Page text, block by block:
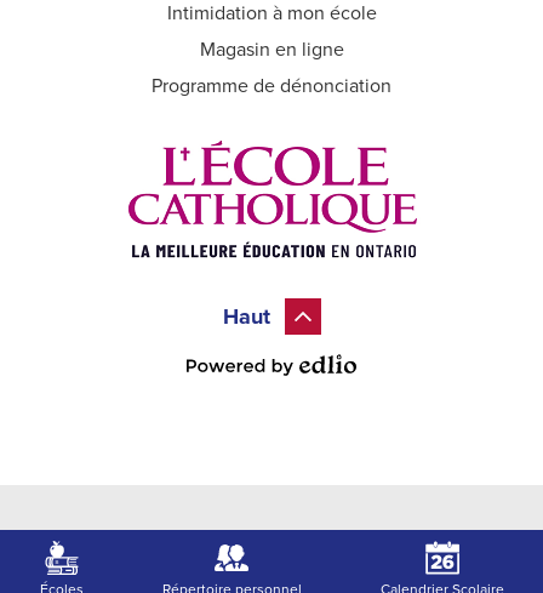
Intimidation à mon école
Magasin en ligne
Programme de dénonciation
Haut
Écoles Répertoire personnel Calendrier Scolaire